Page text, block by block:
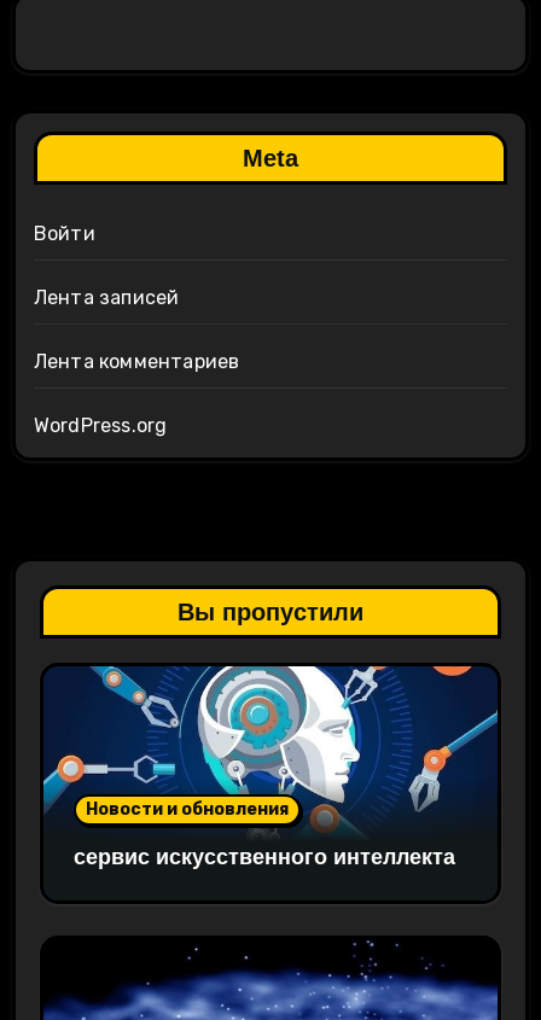
Meta
Войти
Лента записей
Лента комментариев
WordPress.org
Вы пропустили
Новости и обновления
сервис искусственного интеллекта